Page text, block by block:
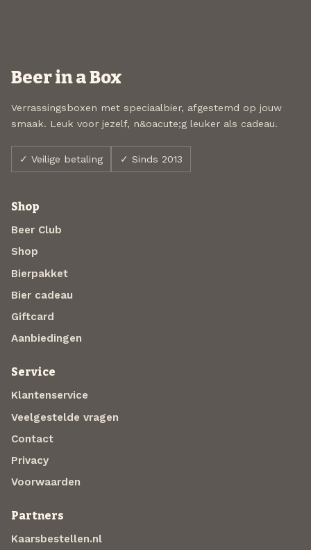
Beer in a Box
Verrassingsboxen met speciaalbier, afgestemd op jouw
smaak. Leuk voor jezelf, n&oacute;g leuker als cadeau.
✓ Veilige betaling ✓ Sinds 2013
Shop
Beer Club
Shop
Bierpakket
Bier cadeau
Giftcard
Aanbiedingen
Service
Klantenservice
Veelgestelde vragen
Contact
Privacy
Voorwaarden
Partners
Kaarsbestellen.nl